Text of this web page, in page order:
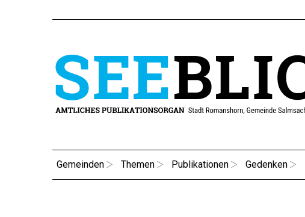
Gemeinden Themen Publikationen Gedenken